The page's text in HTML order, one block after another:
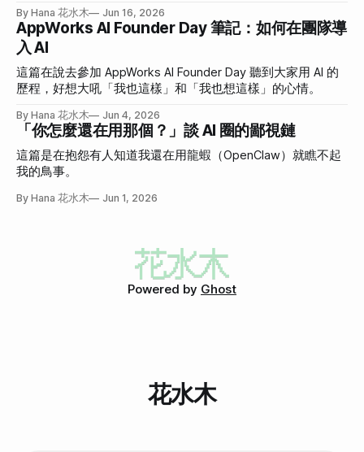
By Hana 花水木 Jun 16, 2026
AppWorks AI Founder Day 筆記：如何在團隊導
入 AI
這篇在說去參加 AppWorks AI Founder Day 聽到大家用 AI 的
歷程，好想大吼「我也這樣」和「我也想這樣」的心情。
By Hana 花水木 Jun 4, 2026
「你怎麼還在用那個？」談 AI 圈的鄙視鏈
這篇是在抱怨有人知道我還在用龍蝦（OpenClaw）就瞧不起
我的鳥事。
By Hana 花水木 Jun 1, 2026
Powered by Ghost
花水木